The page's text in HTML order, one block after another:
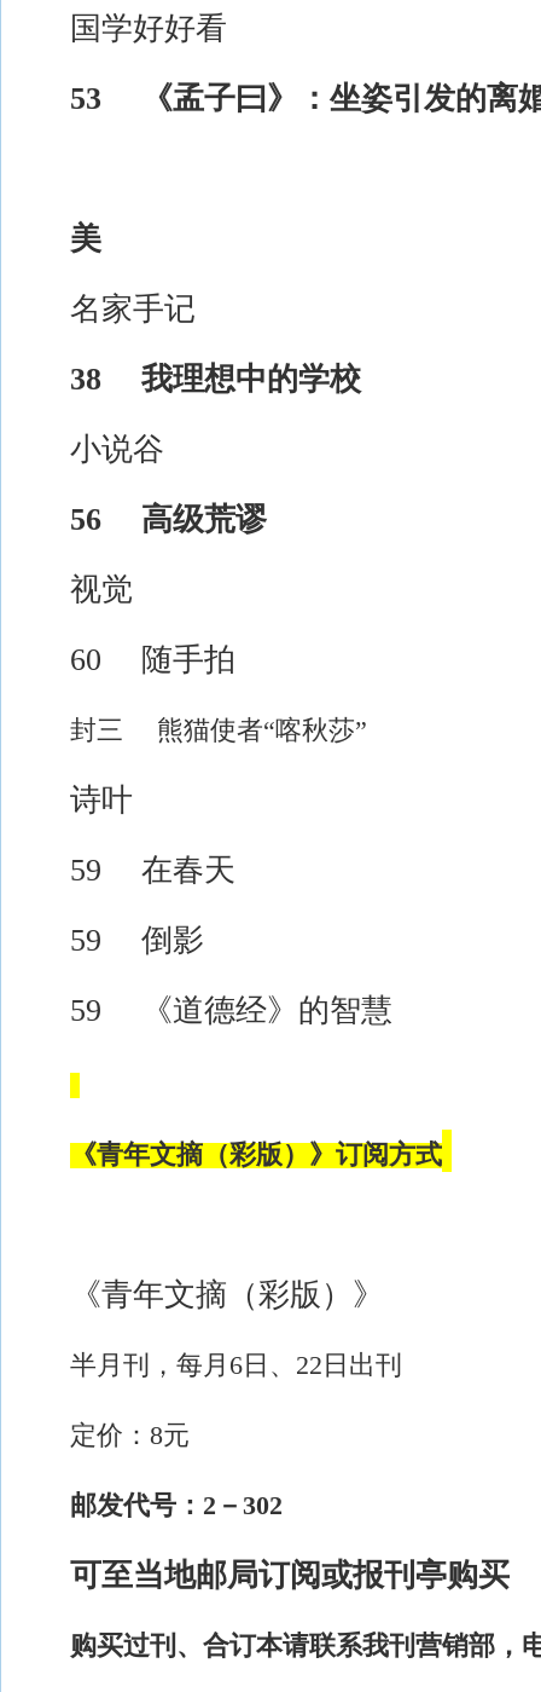
国学好好看
53 《孟子曰》：坐姿引发的离
美
名家手记
38 我理想中的学校
小说谷
56 高级荒谬
视觉
60 随手拍
封三 熊猫使者“喀秋莎”
诗叶
59 在春天
59 倒影
59 《道德经》的智慧
《青年文摘 （彩版） 》订阅方式
《青年文摘 （彩版 ） 》
半月刊，每月 6日、22日出刊
定价： 8元
邮发代号： 2－302
可至当地邮局订阅或报刊亭购买
购买过刊、合订本请联系我刊营销部，